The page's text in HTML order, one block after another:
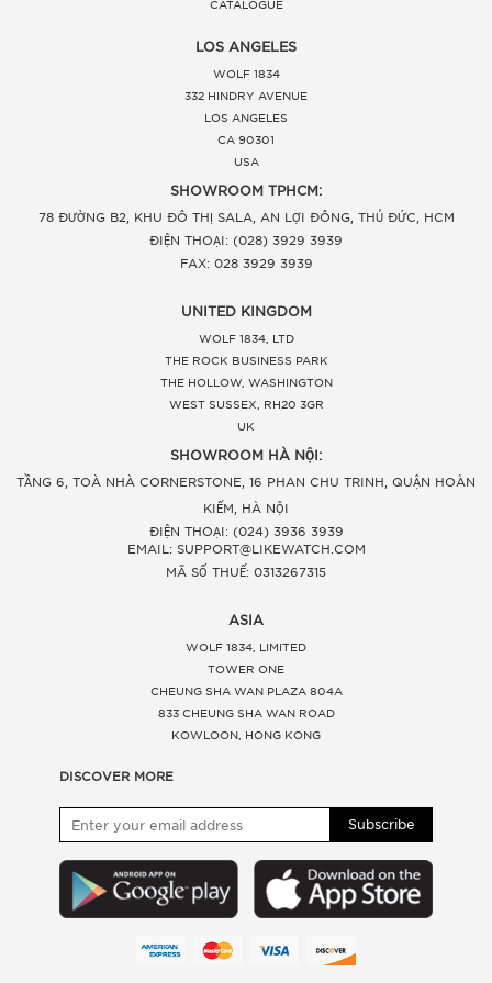
CATALOGUE
LOS ANGELES
WOLF 1834
332 HINDRY AVENUE
LOS ANGELES
CA 90301
USA
SHOWROOM TPHCM:
78 ĐƯỜNG B2, KHU ĐÔ THỊ SALA, AN LỢI ĐÔNG, THỦ ĐỨC, HCM
ĐIỆN THOẠI: (028) 3929 3939
FAX: 028 3929 3939
UNITED KINGDOM
WOLF 1834, LTD
THE ROCK BUSINESS PARK
THE HOLLOW, WASHINGTON
WEST SUSSEX, RH20 3GR
UK
SHOWROOM HÀ NỘI:
TẦNG 6, TOÀ NHÀ CORNERSTONE, 16 PHAN CHU TRINH, QUẬN HOÀN
KIẾM, HÀ NỘI
ĐIỆN THOẠI: (024) 3936 3939
EMAIL: SUPPORT@LIKEWATCH.COM
MÃ SỐ THUẾ: 0313267315
ASIA
WOLF 1834, LIMITED
TOWER ONE
CHEUNG SHA WAN PLAZA 804A
833 CHEUNG SHA WAN ROAD
KOWLOON, HONG KONG
DISCOVER MORE
Subscribe